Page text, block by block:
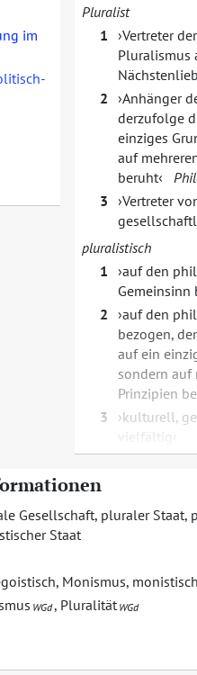
im
Pluralist
1
Vertreter
Pluralismus
2
Anhänger
derzufolge
einziges
auf
beruht
3
Vertreter
pluralistisch
1
auf den
Gemeinsinn
2
auf den
bezogen,
auf ein
sondern auf
Prinzipien
3
kulturell,
vielfältig
Gesellschaft, pluraler Staat,
Staat
, Monismus, monistisch
WGd, Pluralität WGd